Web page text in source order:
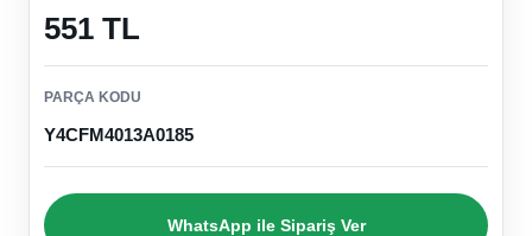
551 TL
PARÇA KODU
Y4CFM4013A0185
WhatsApp ile Sipariş Ver